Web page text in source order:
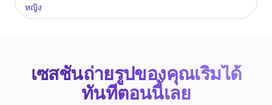
หญิง
เซสชันถ่ายรูปของคุณเริ่มได้
ทันทีตอนนี้เลย